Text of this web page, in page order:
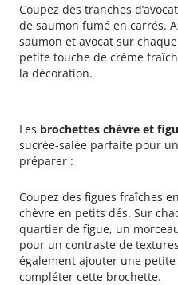
Coupez des tranches
de saumon fumé en carrés.
saumon et avocat sur
petite touche de crème
la décoration.
Les brochettes chèvre et
sucrée-salée parfaite pour
préparer :
Coupez des figues fraîches
chèvre en petits dés. Sur
quartier de figue, un
pour un contraste de
également ajouter une
compléter cette brochette.